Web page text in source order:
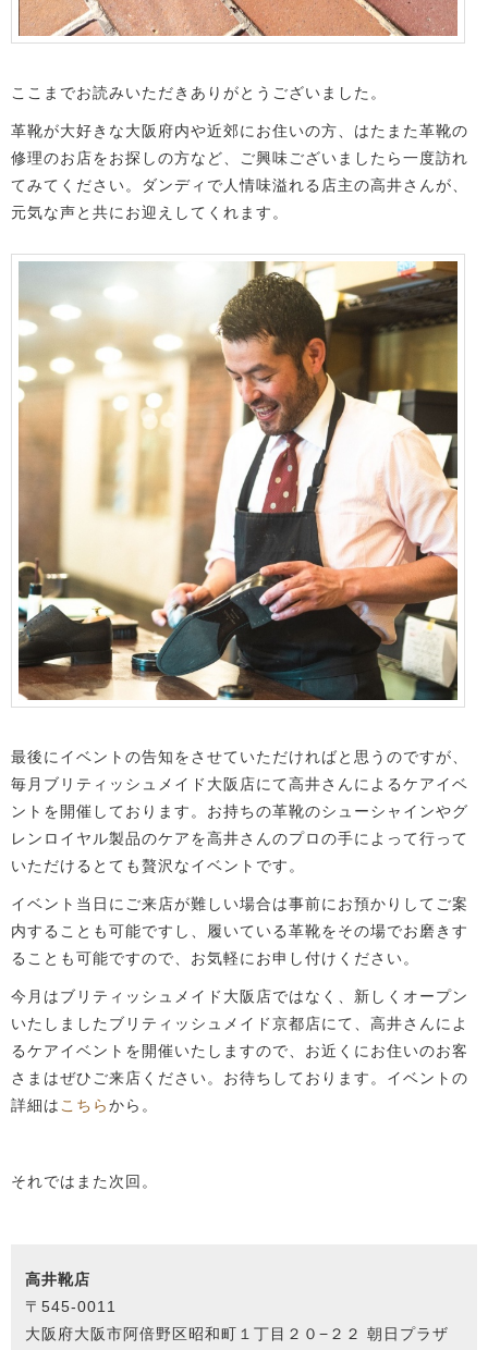
ここまでお読みいただきありがとうございました。
革靴が大好きな大阪府内や近郊にお住いの方、はたまた革靴の
修理のお店をお探しの方など、ご興味ございましたら一度訪れ
てみてください。ダンディで人情味溢れる店主の高井さんが、
元気な声と共にお迎えしてくれます。
最後にイベントの告知をさせていただければと思うのですが、
毎月ブリティッシュメイド大阪店にて高井さんによるケアイベ
ントを開催しております。お持ちの革靴のシューシャインやグ
レンロイヤル製品のケアを高井さんのプロの手によって行って
いただけるとても贅沢なイベントです。
イベント当日にご来店が難しい場合は事前にお預かりしてご案
内することも可能ですし、履いている革靴をその場でお磨きす
ることも可能ですので、お気軽にお申し付けください。
今月はブリティッシュメイド大阪店ではなく、新しくオープン
いたしましたブリティッシュメイド京都店にて、高井さんによ
るケアイベントを開催いたしますので、お近くにお住いのお客
さまはぜひご来店ください。お待ちしております。イベントの
詳細は こちらから。
それではまた次回。
高井靴店
〒545-0011
大阪府大阪市阿倍野区昭和町１丁目２０−２２ 朝日プラザ